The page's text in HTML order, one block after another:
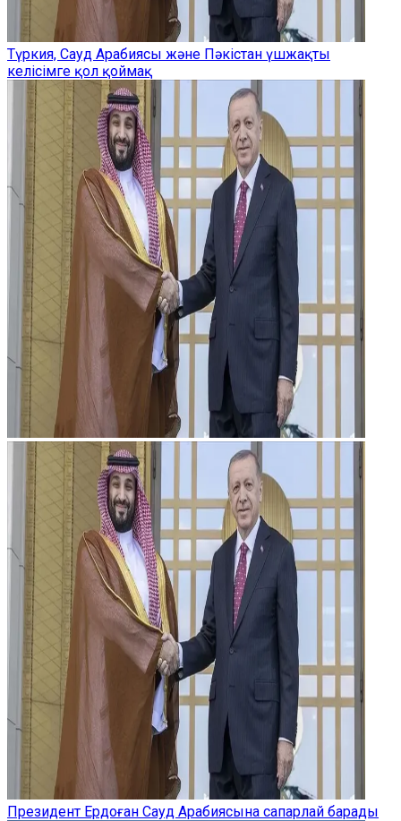
Түркия, Сауд Арабиясы және Пәкістан үшжақты
келісімге қол қоймақ
Президент Ердоған Сауд Арабиясына сапарлай барады